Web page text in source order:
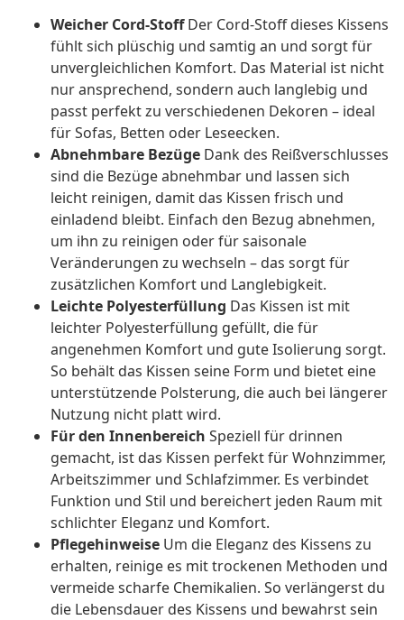
Weicher Cord-StoffDer Cord-Stoff dieses Kissens
fühlt sich plüschig und samtig an und sorgt für
unvergleichlichen Komfort. Das Material ist nicht
nur ansprechend, sondern auch langlebig und
passt perfekt zu verschiedenen Dekoren – ideal
für Sofas, Betten oder Leseecken.
Abnehmbare Bezüge Dank des Reißverschlusses
sind die Bezüge abnehmbar und lassen sich
leicht reinigen, damit das Kissen frisch und
einladend bleibt. Einfach den Bezug abnehmen,
um ihn zu reinigen oder für saisonale
Veränderungen zu wechseln – das sorgt für
zusätzlichen Komfort und Langlebigkeit.
Leichte Polyesterfüllung Das Kissen ist mit
leichter Polyesterfüllung gefüllt, die für
angenehmen Komfort und gute Isolierung sorgt.
So behält das Kissen seine Form und bietet eine
unterstützende Polsterung, die auch bei längerer
Nutzung nicht platt wird.
Für den Innenbereich Speziell für drinnen
gemacht, ist das Kissen perfekt für Wohnzimmer,
Arbeitszimmer und Schlafzimmer. Es verbindet
Funktion und Stil und bereichert jeden Raum mit
schlichter Eleganz und Komfort.
Pflegehinweise Um die Eleganz des Kissens zu
erhalten, reinige es mit trockenen Methoden und
vermeide scharfe Chemikalien. So verlängerst du
die Lebensdauer des Kissens und bewahrst sein